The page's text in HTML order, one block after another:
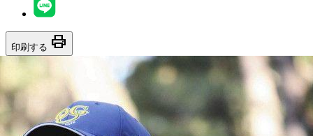
印刷する print